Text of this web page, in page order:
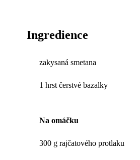
Ingredience
zakysaná smetana
1 hrst čerstvé bazalky
Na omáčku
300 g rajčatového protlaku